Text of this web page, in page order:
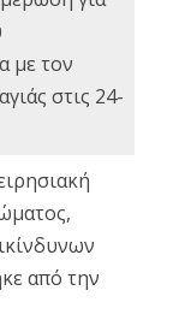
με τον
στις 24-
από την